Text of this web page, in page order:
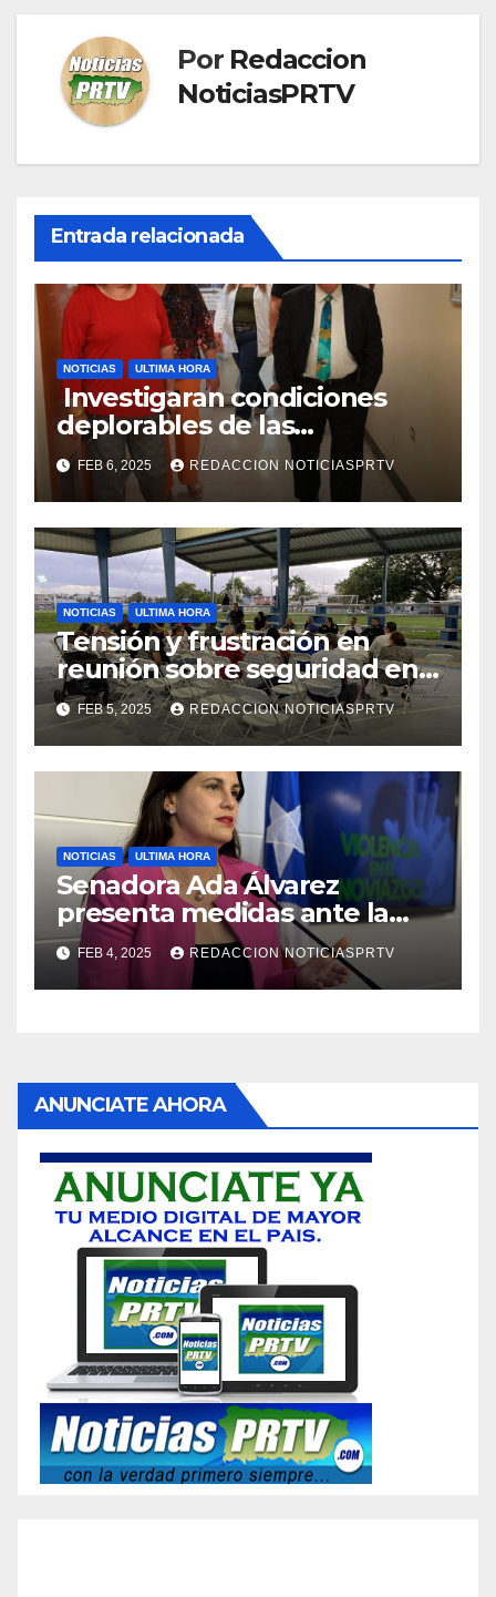
Por Redaccion
NoticiasPRTV
Entrada relacionada
NOTICIAS ULTIMA HORA
Investigaran condiciones
deplorables de las
facilidades el Departamento
de la Salud en Mayagüez
FEB 6, 2025 REDACCION NOTICIASPRTV
NOTICIAS ULTIMA HORA
Tensión y frustración en
reunión sobre seguridad en
Reparto Metropolitano
FEB 5, 2025 REDACCION NOTICIASPRTV
NOTICIAS ULTIMA HORA
Senadora Ada Álvarez
presenta medidas ante la
violencia en el noviazgo
FEB 4, 2025 REDACCION NOTICIASPRTV
ANUNCIATE AHORA